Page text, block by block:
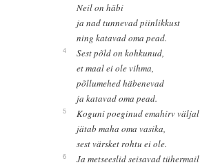
Neil on häbi
ja nad tunnevad piinlikkust
ning katavad oma pead.
4
Sest põld on kohkunud,
et maal ei ole vihma,
põllumehed häbenevad
ja katavad oma pead.
5
Koguni poeginud emahirv väljal
jätab maha oma vasika,
sest värsket rohtu ei ole.
6
Ja metseeslid seisavad tühermail